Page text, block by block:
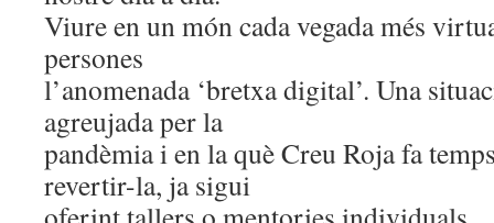
Viure en un món cada vegada més
persones
l’anomenada ‘bretxa digital’. Una
agreujada per la
pandèmia i en la què Creu Roja fa
revertir-la, ja sigui